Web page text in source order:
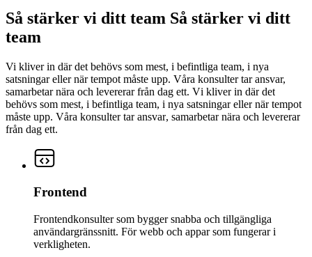
Så stärker vi ditt team Så stärker vi ditt
team
Vi kliver in där det behövs som mest, i befintliga team, i nya
satsningar eller när tempot måste upp. Våra konsulter tar ansvar,
samarbetar nära och levererar från dag ett. Vi kliver in där det
behövs som mest, i befintliga team, i nya satsningar eller när tempot
måste upp. Våra konsulter tar ansvar, samarbetar nära och levererar
från dag ett.
Frontend
Frontendkonsulter som bygger snabba och tillgängliga
användargränssnitt. För webb och appar som fungerar i
verkligheten.